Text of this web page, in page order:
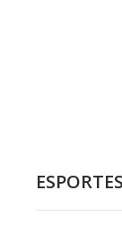
ESPORTES